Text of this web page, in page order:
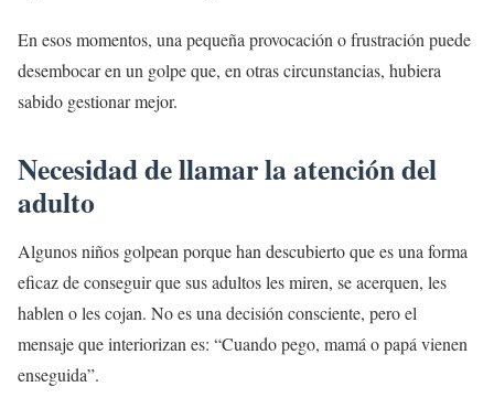
En esos momentos, una pequeña provocación o frustración puede
desembocar en un golpe que, en otras circunstancias, hubiera
sabido gestionar mejor.
Necesidad de llamar la atención del
adulto
Algunos niños golpean porque han descubierto que es una forma
eficaz de conseguir que sus adultos les miren, se acerquen, les
hablen o les cojan. No es una decisión consciente, pero el
mensaje que interiorizan es: “Cuando pego, mamá o papá vienen
enseguida”.